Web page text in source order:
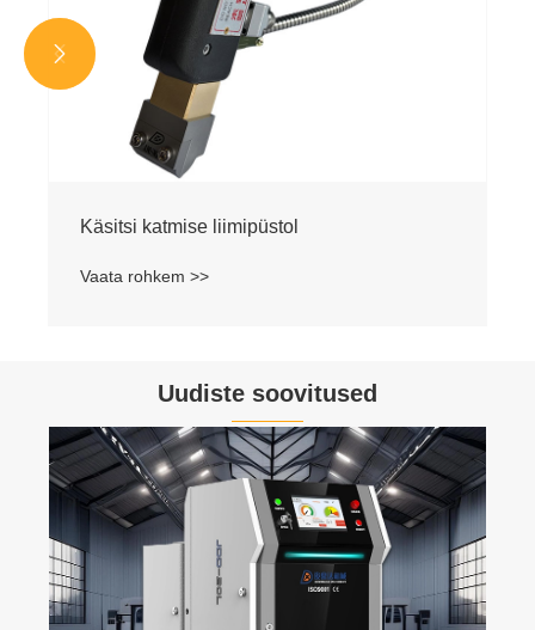
Käsitsi katmise liimipüstol
Vaata rohkem >>


Uudiste soovitused